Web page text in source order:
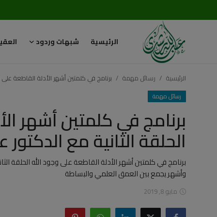
الرئيسية شبهات وردود
تسجيل
الدخول
شبهات وردود
العقيدة الإسلامية
رسائل مهمة
أحكام وفتاوى
الرئيسية رسائل مهمة برنامج في كلمتين أشهر الأدلة القاطعة على
رسائل مهمة
برنامج في كلمتين أشهر
الحلقة الثانية مع
برنامج في كلمتين أشهر الأدلة القاطعة على وجود الله الحلقة
وأشهر يجمع بين العمق العلمي والبساطة
مايو 8, 2019